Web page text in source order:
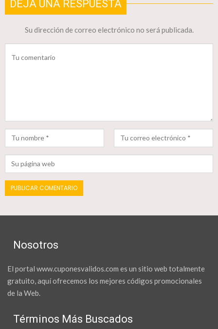
DEJA UNA RESPUESTA
Su dirección de correo electrónico no será publicada.
Nosotros
El portal www.cuponesvalidos.com es un sitio web totalmente
gratuito, aquí ofrecemos los mejores códigos promocionales
de la Web.
Términos Más Buscados